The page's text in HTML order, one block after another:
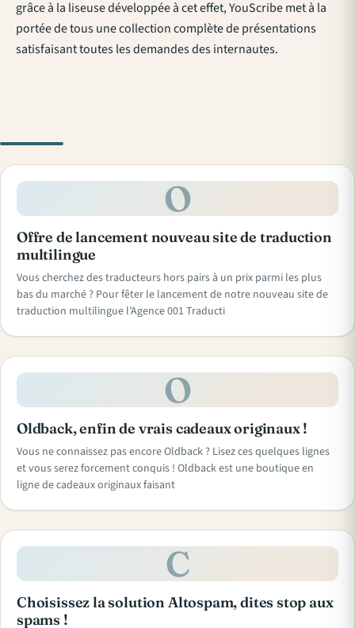
grâce à la liseuse développée à cet effet, YouScribe met à la
portée de tous une collection complète de présentations
satisfaisant toutes les demandes des internautes.
O
Offre de lancement nouveau site de traduction
multilingue
Vous cherchez des traducteurs hors pairs à un prix parmi les plus
bas du marché ? Pour fêter le lancement de notre nouveau site de
traduction multilingue l’Agence 001 Traducti
O
Oldback, enfin de vrais cadeaux originaux !
Vous ne connaissez pas encore Oldback ? Lisez ces quelques lignes
et vous serez forcement conquis ! Oldback est une boutique en
ligne de cadeaux originaux faisant
C
Choisissez la solution Altospam, dites stop aux
spams !